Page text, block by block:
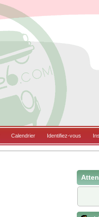
Calendrier Identifiez-vous